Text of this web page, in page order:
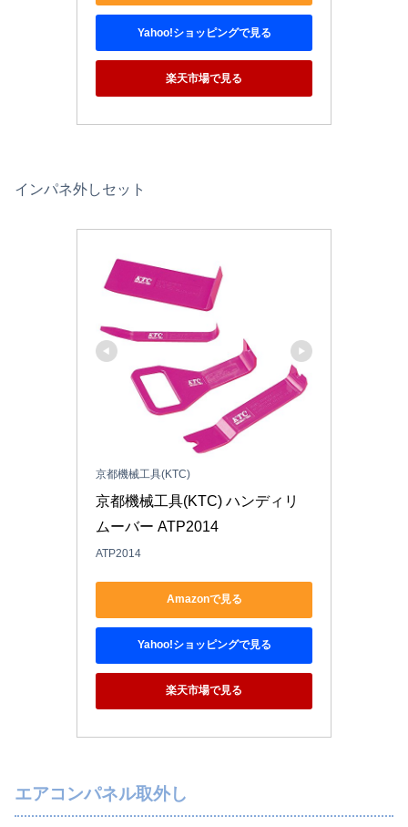
Yahoo!ショッピングで見る
楽天市場で見る
インパネ外しセット
京都機械工具(KTC)
京都機械工具(KTC) ハンディリ
ムーバー ATP2014
ATP2014
Amazonで見る
Yahoo!ショッピングで見る
楽天市場で見る
エアコンパネル取外し